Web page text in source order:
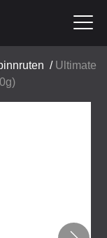
/ Ultimate